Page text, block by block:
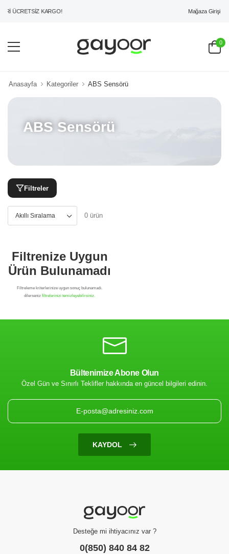
ÜCRETSİZ KARGO! Mağaza Girişi
0
Anasayfa Kategoriler ABS Sensörü
ABS Sensörü
Filtreler
0 ürün
Filtrenize Uygun
Ürün Bulunamadı
Bültenimize Abone Olun
Özel Gün ve Sınırlı Teklifler hakkında en güncel bilgileri edinin.
KAYDOL
Desteğe mi ihtiyacınız var ?
0(850) 840 84 82